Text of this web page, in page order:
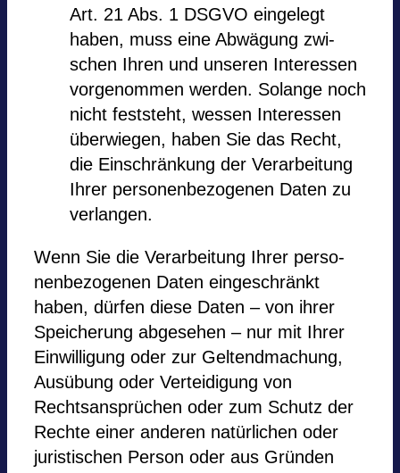
Art. 21 Abs. 1 DSGVO ein­ge­legt
haben, muss eine Abwä­gung zwi­
schen Ihren und unse­ren Inter­es­sen
vor­ge­nom­men wer­den. Solange noch
nicht fest­steht, wes­sen Inter­es­sen
überwiegen, haben Sie das Recht,
die Ein­schrän­kung der Ver­ar­bei­tung
Ihrer per­so­nen­be­zo­ge­nen Daten zu
ver­lan­gen.
Wenn Sie die Ver­ar­bei­tung Ihrer per­so­
nen­be­zo­ge­nen Daten ein­ge­schränkt
haben, dürfen diese Daten – von ihrer
Spei­che­rung abge­se­hen – nur mit Ihrer
Ein­wil­li­gung oder zur Gel­tend­ma­chung,
Ausübung oder Ver­tei­di­gung von
Rechtsansprüchen oder zum Schutz der
Rechte einer ande­ren natürlichen oder
juris­ti­schen Per­son oder aus Gründen